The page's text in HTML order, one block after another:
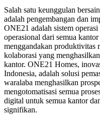
Salah satu keunggulan
adalah pengembangan dan
ONE21 adalah sistem
operasional dari semua
menggandakan produktivitas
kolaborasi yang
kantor. ONE21 Homes,
Indonesia, adalah solusi
waralaba menghasilkan
mengotomatisasi semua
digital untuk semua kantor
signifikan.